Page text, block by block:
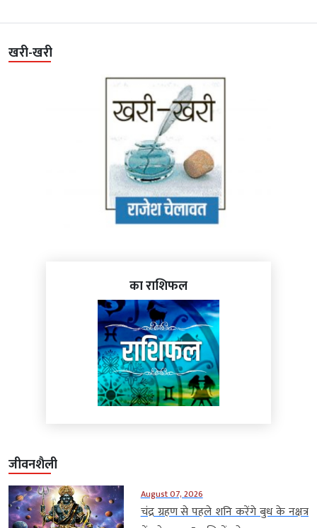
खरी-खरी
का राशिफल
जीवनशैली
August 07, 2026
चंद्र ग्रहण से पहले शनि करेंगे बुध के नक्षत्र